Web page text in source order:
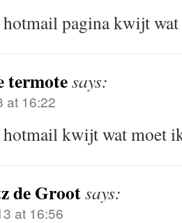
pagina kwijt wat
termotesays:
at 16:22
kwijt wat moet
de Grootsays:
at 16:56